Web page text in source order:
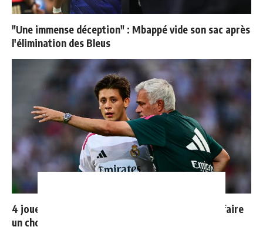
"Une immense déception" : Mbappé vide son sac après
l'élimination des Bleus
4 joueurs, une seule place : Mourinho va devoir faire
un choix